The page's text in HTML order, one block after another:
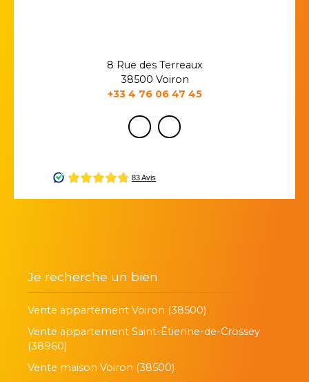
8 Rue des Terreaux
38500 Voiron
+33 4 76 06 47 45
Je recherche un bien
Vente appartement Voiron (38500)
Vente appartement Saint-Étienne-de-Crossey
(38960)
Vente maison Voiron (38500)